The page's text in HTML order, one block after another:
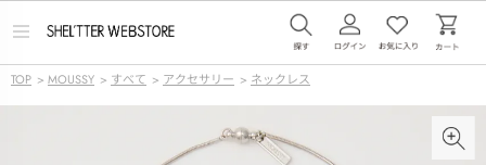
メ
ー
を
TOP > MOUSSY > すべて > アクセサリー > ネックレス